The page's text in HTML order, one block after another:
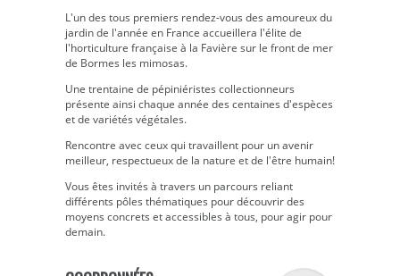
L'un des tous premiers rendez-vous des amoureux du
jardin de l'année en France accueillera l'élite de
l'horticulture française à la Favière sur le front de mer
de Bormes les mimosas.
Une trentaine de pépiniéristes collectionneurs
présente ainsi chaque année des centaines d'espèces
et de variétés végétales.
Rencontre avec ceux qui travaillent pour un avenir
meilleur, respectueux de la nature et de l'être humain!
Vous êtes invités à travers un parcours reliant
différents pôles thématiques pour découvrir des
moyens concrets et accessibles à tous, pour agir pour
demain.